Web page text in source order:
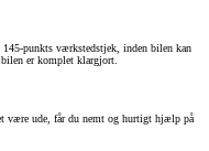
145-punkts værkstedstjek, inden bilen kan
er komplet klargjort.
være ude, får du nemt og hurtigt hjælp på